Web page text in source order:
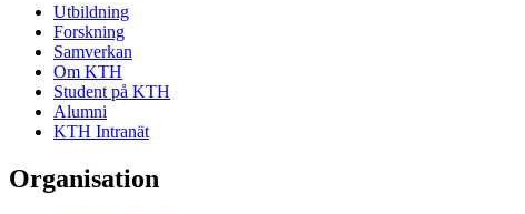
Utbildning
Forskning
Samverkan
Om KTH
Student på KTH
Alumni
KTH Intranät
Organisation